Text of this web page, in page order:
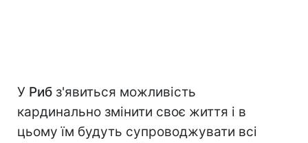
У Риб з'явиться можливість
кардинально змінити своє життя і в
цьому їм будуть супроводжувати всі